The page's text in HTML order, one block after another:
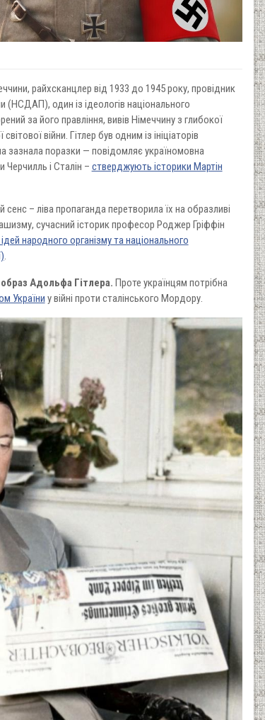
райхсканцлер від 1933 до 1945 року, провідник
(НСДАП), один із ідеологів національного
за його правління, вивів Німеччину з глибокої
війни. Гітлер був одним із ініціаторів
зазнала поразки — повідомляє україномовна
Черчилль і Сталін – стверджують історики Мартін
– ліва пропаганда перетворила їх на образливі
сучасний історик професор Роджер Гріффін
народного організму та національного
.
Адольфа Гітлера. Проте українцям потрібна
України у війні проти сталінського Мордору.